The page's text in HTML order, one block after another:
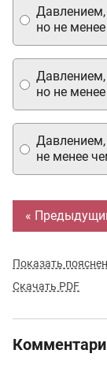
не менее
но не
но не
«
Показать
Скачать PDF